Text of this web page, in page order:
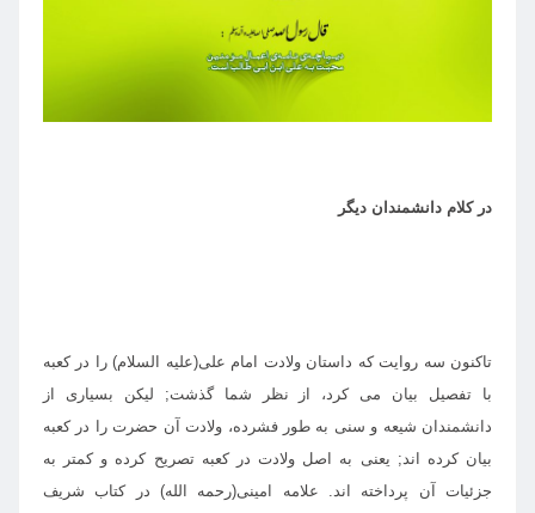
در كلام دانشمندان ديگر
تاكنون سه روايت كه داستان ولادت امام على(عليه السلام) را در كعبه
با تفصيل بيان مى كرد، از نظر شما گذشت; ليكن بسيارى از
دانشمندان شيعه و سنى به طور فشرده، ولادت آن حضرت را در كعبه
بيان كرده اند; يعنى به اصل ولادت در كعبه تصريح كرده و كمتر به
جزئيات آن پرداخته اند. علامه امينى(رحمه الله) در كتاب شريف